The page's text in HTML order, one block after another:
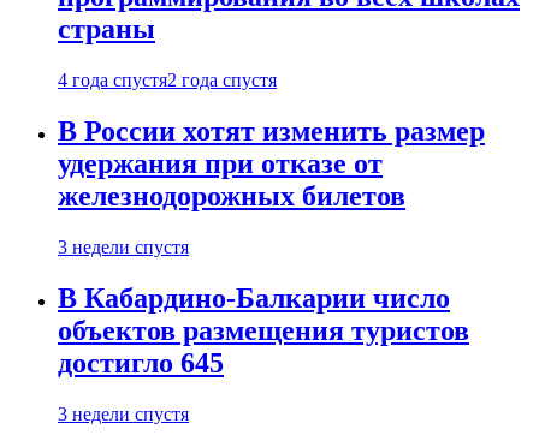
страны
4 года спустя2 года спустя
В России хотят изменить размер
удержания при отказе от
железнодорожных билетов
3 недели спустя
В Кабардино-Балкарии число
объектов размещения туристов
достигло 645
3 недели спустя